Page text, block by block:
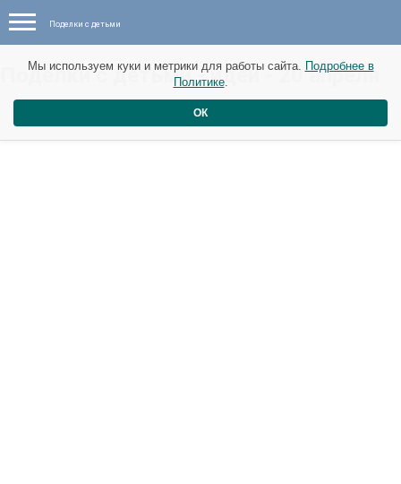
Поделки с детьми
Поделки с детьми - идеи - 20 апреля
Мы используем куки и метрики для работы сайта. Подробнее в
Политике.
ОК